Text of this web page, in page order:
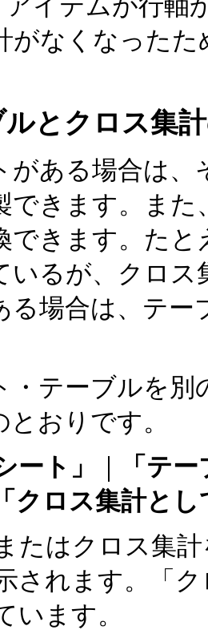
アイテムが行
がなくなった
とクロス集
がある場合は
できます。ま
できます。た
いるが、クロ
る場合は、テ
・テーブルを
おりです。
ート」
「テ
「クロス集計と
たはクロス集
されます。「
います。